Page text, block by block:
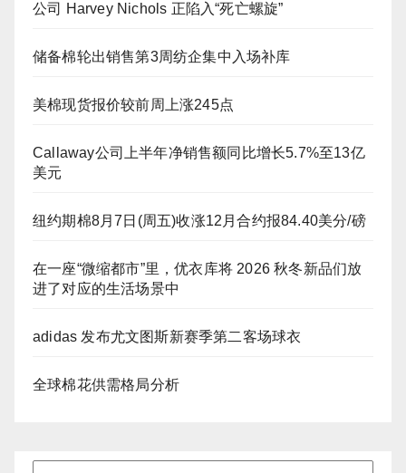
公司 Harvey Nichols 正陷入“死亡螺旋”
储备棉轮出销售第3周纺企集中入场补库
美棉现货报价较前周上涨245点
Callaway公司上半年净销售额同比增长5.7%至13亿
美元
纽约期棉8月7日(周五)收涨12月合约报84.40美分/磅
在一座“微缩都市”里，优衣库将 2026 秋冬新品们放
进了对应的生活场景中
adidas 发布尤文图斯新赛季第二客场球衣
全球棉花供需格局分析